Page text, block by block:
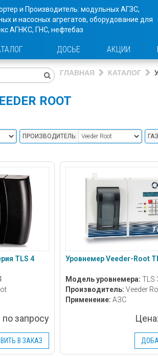
и Производитель: модульных АГЗС,
и насосных агрегатов, оборудование для
АГНКС, ГНС, нефтебаз
ДОСЬЕ АКЦИИ
ГЛАВНАЯ КАТАЛОГ
ROOT
ПРОИЗВОДИТЕЛЬ:
TLS 4
по запросу
В ЗАКАЗ
Уровнемер Veeder-Root
Модель уровнемера: TLS
Производитель: Veeder
Применение: АЗС
Цена: